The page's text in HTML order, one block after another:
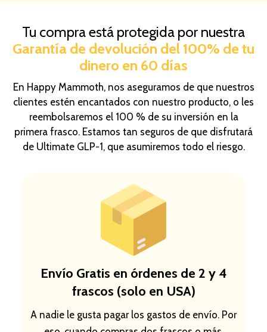
Tu compra está protegida por nuestra
Garantía de devolución del 100% de tu
dinero en 60 días
En Happy Mammoth, nos aseguramos de que nuestros
clientes estén encantados con nuestro producto, o les
reembolsaremos el 100 % de su inversión en la
primera frasco. Estamos tan seguros de que disfrutará
de Ultimate GLP-1, que asumiremos todo el riesgo.
Envío Gratis en órdenes de 2 y 4
frascos (solo en USA)
A nadie le gusta pagar los gastos de envío. Por